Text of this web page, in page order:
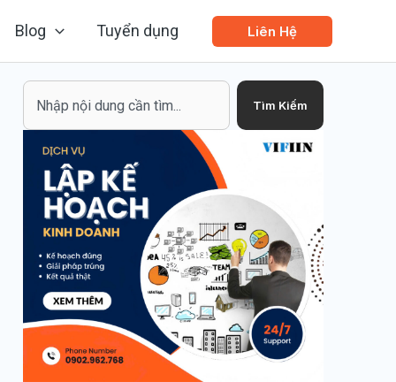
Blog Tuyển dụng Liên Hệ
Tìm Kiếm